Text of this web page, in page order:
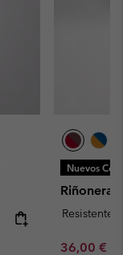
Nuevos
Riñonera
Resistente
Minimum
36,00 €